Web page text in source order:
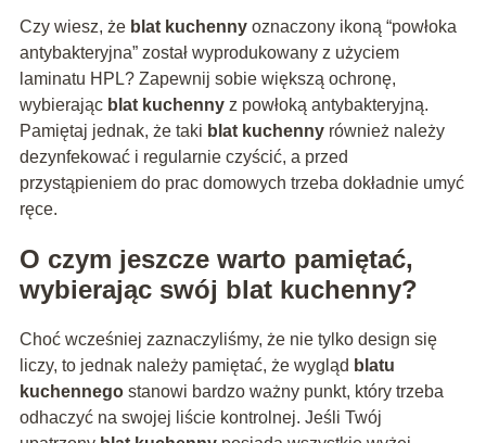
Czy wiesz, że blat kuchennyoznaczony ikoną “powłoka
antybakteryjna” został wyprodukowany z użyciem
laminatu HPL? Zapewnij sobie większą ochronę,
wybierając blat kuchennyz powłoką antybakteryjną.
Pamiętaj jednak, że taki blat kuchennyrównież należy
dezynfekować i regularnie czyścić, a przed
przystąpieniem do prac domowych trzeba dokładnie umyć
ręce.
O czym jeszcze warto pamiętać,
wybierając swój blat kuchenny?
Choć wcześniej zaznaczyliśmy, że nie tylko design się
liczy, to jednak należy pamiętać, że wygląd blatu
kuchennegostanowi bardzo ważny punkt, który trzeba
odhaczyć na swojej liście kontrolnej. Jeśli Twój